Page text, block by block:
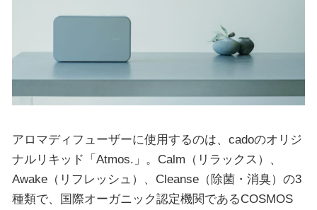
アロマディフューザーに使用するのは、cadoのオリジ
ナルリキッド「Atmos.」。Calm（リラックス）、
Awake（リフレッシュ）、Cleanse（除菌・消臭）の3
種類で、国際オーガニック認定機関であるCOSMOS